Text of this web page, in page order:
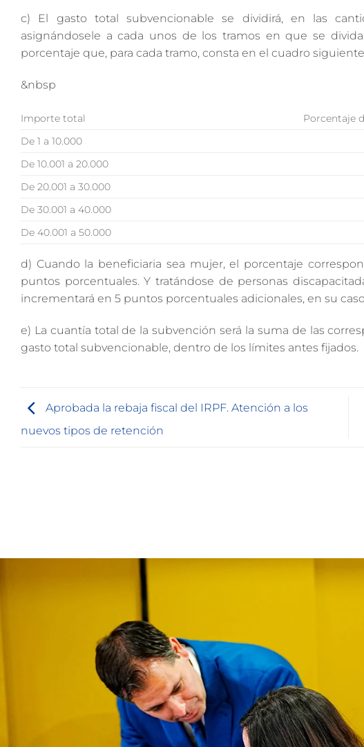
c) El gasto total subvencionable se dividirá, en las
asignándosele a cada unos de los tramos en que se
porcentaje que, para cada tramo, consta en el cuadro
&nbsp
Importe total
Porcentaje
De 1 a 10.000
De 10.001 a 20.000
De 20.001 a 30.000
De 30.001 a 40.000
De 40.001 a 50.000
d) Cuando la beneficiaria sea mujer, el porcentaje
puntos porcentuales. Y tratándose de personas
incrementará en 5 puntos porcentuales adicionales, en su
e) La cuantía total de la subvención será la suma de las
gasto total subvencionable, dentro de los límites antes fijados.
Aprobada la rebaja fiscal del IRPF. Atención a los
nuevos tipos de retención